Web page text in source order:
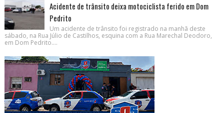
Acidente de trânsito deixa motociclista ferido em Dom
Pedrito
Um acidente de trânsito foi registrado na manhã deste
sábado, na Rua Júlio de Castilhos, esquina com a Rua Marechal Deodoro,
em Dom Pedrito....